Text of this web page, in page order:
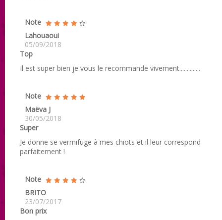
Note
Lahouaoui
05/09/2018
Top
Il est super bien je vous le recommande vivement..............
Note
Maëva J
30/05/2018
Super
Je donne se vermifuge à mes chiots et il leur correspond
parfaitement !
Note
BRITO
23/07/2017
Bon prix